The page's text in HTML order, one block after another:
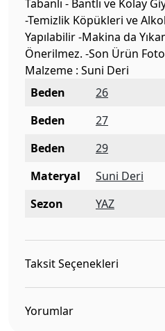
Tabanlı - Bantlı ve Kolay
-Temizlik Köpükleri ve
Yapılabilir -Makina da
Önerilmez. -Son Ürün
Malzeme : Suni Deri
Beden
26
Beden
27
Beden
29
Materyal
Suni Deri
Sezon
YAZ
Taksit Seçenekleri
Yorumlar